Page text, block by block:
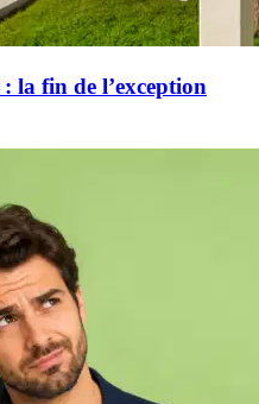
la fin de l’exception